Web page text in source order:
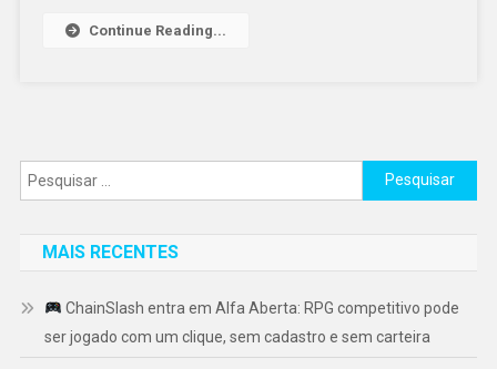
Continue Reading...
Pesquisar
por:
MAIS RECENTES
ChainSlash entra em Alfa Aberta: RPG competitivo pode
ser jogado com um clique, sem cadastro e sem carteira